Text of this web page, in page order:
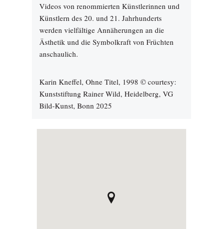
Videos von renommierten Künstlerinnen und
Künstlern des 20. und 21. Jahrhunderts
werden vielfältige Annäherungen an die
Ästhetik und die Symbolkraft von Früchten
anschaulich.
Karin Kneffel, Ohne Titel, 1998 © courtesy:
Kunststiftung Rainer Wild, Heidelberg, VG
Bild-Kunst, Bonn 2025